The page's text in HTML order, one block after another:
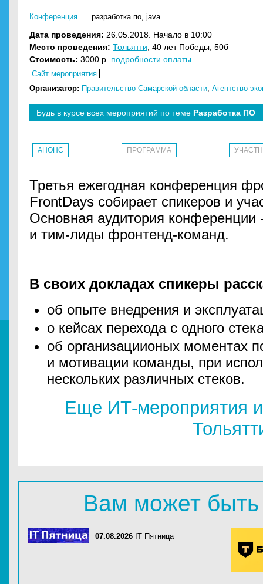
Конференция разработка по, java
Дата проведения: 26.05.2018. Начало в 10:00
Место проведения: Тольятти , 40 лет Победы, 50б
Стоимость: 3000 р. подробности оплаты
Сайт мероприятия
Организатор: Правительство Самарской области, Агентство
Будь в курсе всех мероприятий по теме Разработка ПО
АНОНС ПРОГРАММА
Третья ежегодная конференция
FrontDays собирает спикеров и
Основная аудитория конференции
и тим-лиды фронтенд-команд.
В своих докладах спикеры
об опыте внедрения и
о кейсах перехода с одного
об организациионых моментах
и мотивации команды, при
нескольких различных стеков.
Еще ИТ-мероприятия
Вам может быть
07.08.2026 IT Пятница